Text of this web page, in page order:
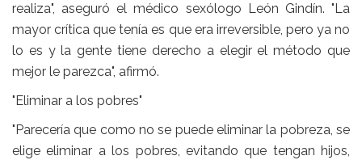
realiza", aseguró el médico sexólogo León Gindín. "La
mayor crítica que tenía es que era irreversible, pero ya no
lo es y la gente tiene derecho a elegir el método que
mejor le parezca", afirmó.
"Eliminar a los pobres"
"Parecería que como no se puede eliminar la pobreza, se
elige eliminar a los pobres, evitando que tengan hijos,